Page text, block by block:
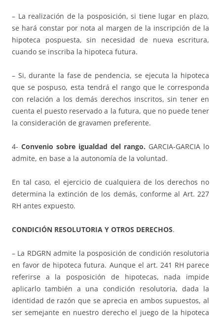
– La realización de la posposición, si tiene lugar en plazo,
se hará constar por nota al margen de la inscripción de la
hipoteca pospuesta, sin necesidad de nueva escritura,
cuando se inscriba la hipoteca futura.
– Si, durante la fase de pendencia, se ejecuta la hipoteca
que se pospuso, esta tendrá el rango que le corresponda
con relación a los demás derechos inscritos, sin tener en
cuenta el puesto reservado a la futura, que no puede tener
la consideración de gravamen preferente.
4- Convenio sobre igualdad del rango. GARCIA-GARCIA lo
admite, en base a la autonomía de la voluntad.
En tal caso, el ejercicio de cualquiera de los derechos no
determina la extinción de los demás, conforme al Art. 227
RH antes expuesto.
CONDICIÓN RESOLUTORIA Y OTROS DERECHOS.
– La RDGRN admite la posposición de condición resolutoria
en favor de hipoteca futura. Aunque el art. 241 RH parece
referirse a la posposición de hipotecas, nada impide
aplicarlo también a una condición resolutoria, dada la
identidad de razón que se aprecia en ambos supuestos, al
ser semejante en nuestro derecho el juego de la hipoteca